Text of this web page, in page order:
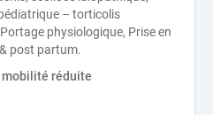
– torticolis
physiologique, Prise en
post partum.
mobilité réduite